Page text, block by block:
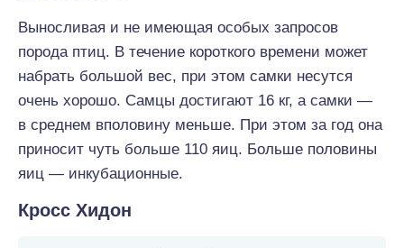
Выносливая и не имеющая особых запросов
порода птиц. В течение короткого времени может
набрать большой вес, при этом самки несутся
очень хорошо. Самцы достигают 16 кг, а самки —
в среднем вполовину меньше. При этом за год она
приносит чуть больше 110 яиц. Больше половины
яиц — инкубационные.
Кросс Хидон